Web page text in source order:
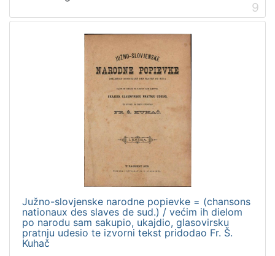
9
Južno-slovjenske narodne popievke = (chansons
nationaux des slaves de sud.) / većim ih dielom
po narodu sam sakupio, ukajdio, glasovirsku
pratnju udesio te izvorni tekst pridodao Fr. Š.
Kuhač